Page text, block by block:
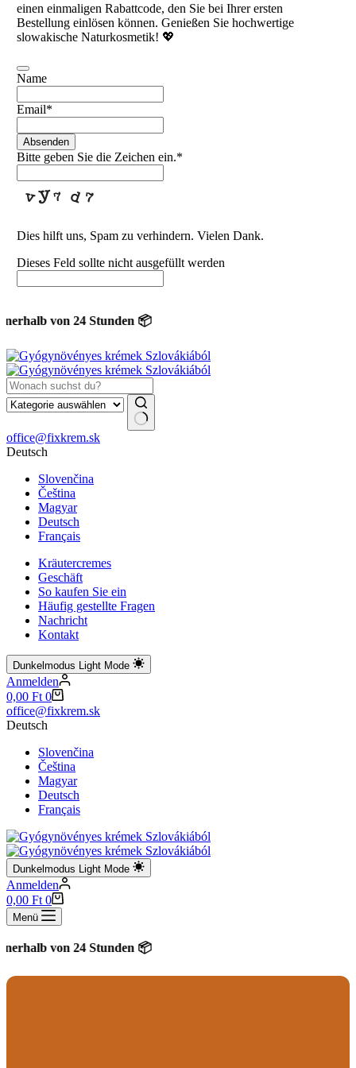
einen einmaligen Rabattcode, den Sie bei Ihrer ersten
Bestellung einlösen können. Genießen Sie hochwertige
slowakische Naturkosmetik! 💖
Name
Email*
Absenden
Bitte geben Sie die Zeichen ein.*
Dies hilft uns, Spam zu verhindern. Vielen Dank.
Dieses Feld sollte nicht ausgefüllt werden
von 24 Stunden 📦
Keine
Ergebnisse
office@fixkrem.sk
Deutsch
Slovenčina
Čeština
Magyar
Deutsch
Français
Kräutercremes
Geschäft
So kaufen Sie ein
Häufig gestellte Fragen
Nachricht
Kontakt
Dunkelmodus Light Mode
Anmelden
Warenkorb
0,00 Ft 0
office@fixkrem.sk
Deutsch
Slovenčina
Čeština
Magyar
Deutsch
Français
Dunkelmodus Light Mode
Anmelden
Warenkorb
0,00 Ft 0
Menü
von 24 Stunden 📦